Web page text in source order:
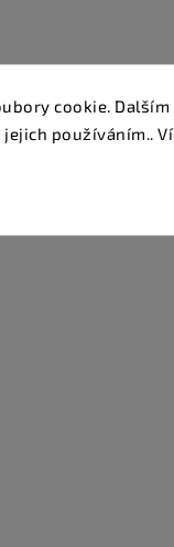
cookie.
používáním..